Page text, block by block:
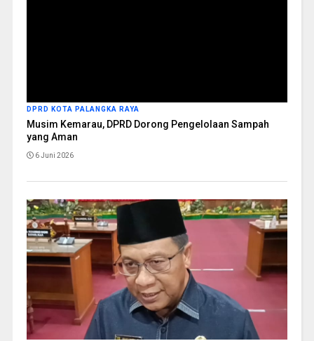
DPRD KOTA PALANGKA RAYA
Musim Kemarau, DPRD Dorong Pengelolaan Sampah
yang Aman
6 Juni 2026